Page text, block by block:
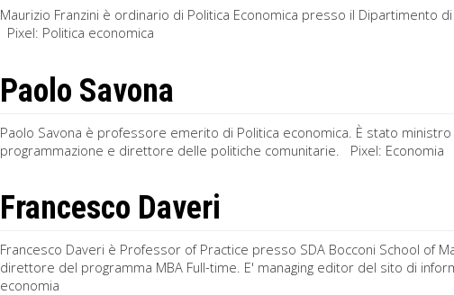
Maurizio Franzini è ordinario di Politica Economica presso il Dipartimento
Pixel: Politica economica
Paolo Savona
Paolo Savona è professore emerito di Politica economica. È stato
programmazione e dire­ttore delle politiche comunitarie. Pixel: Economia
Francesco Daveri
Francesco Daveri è Professor of Practice presso SDA Bocconi School of
direttore del programma MBA Full-time. E' managing editor del sito di
economia